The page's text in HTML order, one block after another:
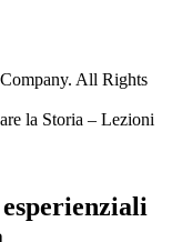
All Rights
la Storia – Lezioni